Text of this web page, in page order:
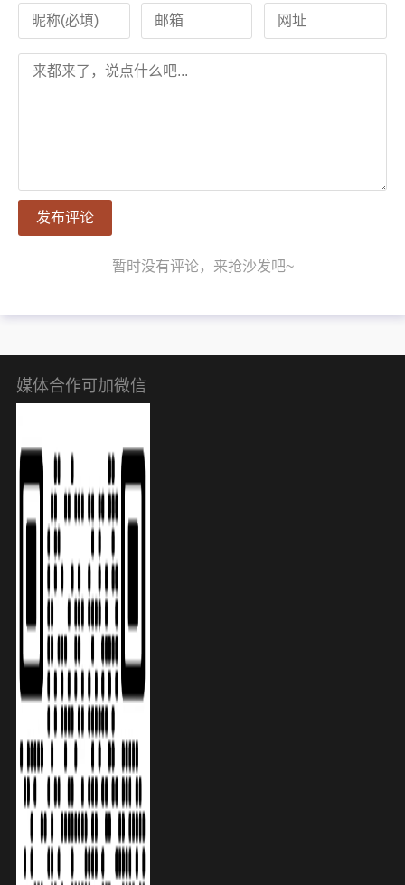
发布评论
暂时没有评论，来抢沙发吧~
媒体合作可加微信